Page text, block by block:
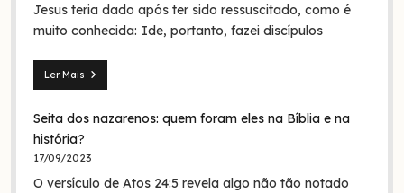
Jesus teria dado após ter sido ressuscitado, como é
muito conhecida: Ide, portanto, fazei discípulos
Ler Mais
Mateus
O
batismo
de
era
Seita dos nazarenos: quem foram eles na Bíblia e na
história?
17/09/2023
O versículo de Atos 24:5 revela algo não tão notado